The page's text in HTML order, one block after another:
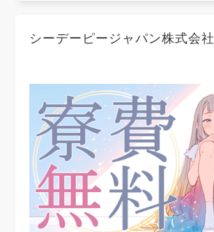
シーデーピージャパン株式会社